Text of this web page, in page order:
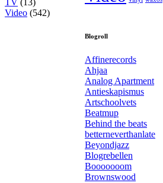
Video (542)
Blogroll
Affinerecords
Ahjaa
Analog Apartment
Antieskapismus
Artschoolvets
Beatmup
Behind the beats
betterneverthanlate
Beyondjazz
Blogrebellen
Booooooom
Brownswood